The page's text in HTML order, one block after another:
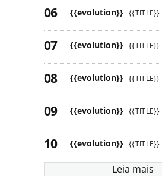
{{evolution}} {{TITLE}}
{{evolution}} {{TITLE}}
{{evolution}} {{TITLE}}
{{evolution}} {{TITLE}}
{{evolution}} {{TITLE}}
Leia mais